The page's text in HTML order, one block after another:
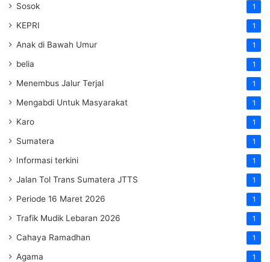
Sosok 1
KEPRI 1
Anak di Bawah Umur 1
belia 1
Menembus Jalur Terjal 1
Mengabdi Untuk Masyarakat 1
Karo 1
Sumatera 1
Informasi terkini 1
Jalan Tol Trans Sumatera JTTS 1
Periode 16 Maret 2026 1
Trafik Mudik Lebaran 2026 1
Cahaya Ramadhan 1
Agama 1